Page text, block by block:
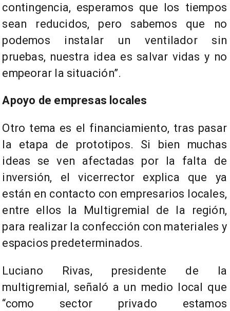
contingencia, esperamos que los tiempos
sean reducidos, pero sabemos que no
podemos instalar un ventilador sin
pruebas, nuestra idea es salvar vidas y no
empeorar la situación”.
Apoyo de empresas locales
Otro tema es el financiamiento, tras pasar
la etapa de prototipos. Si bien muchas
ideas se ven afectadas por la falta de
inversión, el vicerrector explica que ya
están en contacto con empresarios locales,
entre ellos la Multigremial de la región,
para realizar la confección con materiales y
espacios predeterminados.
Luciano Rivas, presidente de la
multigremial, señaló a un medio local que
“como sector privado estamos